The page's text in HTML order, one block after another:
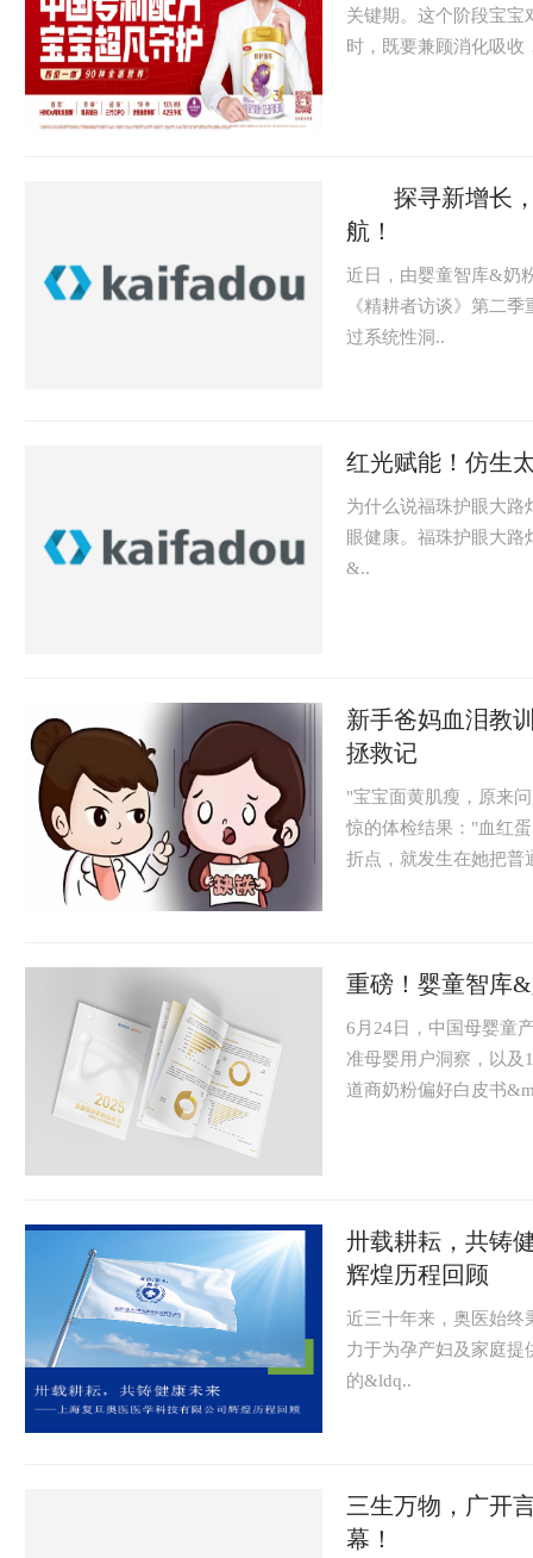
关键期。这个阶段宝宝
时，既要兼顾消化吸收
探寻新增长，
航！
近日，由婴童智库&奶
《精耕者访谈》第二
过系统性洞..
红光赋能！仿生
为什么说福珠护眼大路
眼健康。福珠护眼大路
&..
新手爸妈血泪教
拯救记
"宝宝面黄肌瘦，原来
惊的体检结果："血红
折点，就发生在她把普
重磅！婴童智库
6月24日，中国母婴童
准母婴用户洞察，以及
道商奶粉偏好白皮书
卅载耕耘，共铸
辉煌历程回顾
近三十年来，奥医始终
力于为孕产妇及家庭提
的&ldq..
三生万物，广开
幕！